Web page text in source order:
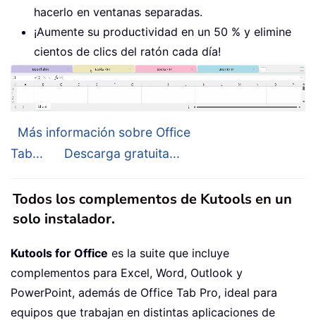
hacerlo en ventanas separadas.
¡Aumente su productividad en un 50 % y elimine
cientos de clics del ratón cada día!
Más información sobre Office
Tab...
Descarga gratuita...
Todos los complementos de Kutools en un
solo instalador.
Kutools for Office es la suite que incluye
complementos para Excel, Word, Outlook y
PowerPoint, además de Office Tab Pro, ideal para
equipos que trabajan en distintas aplicaciones de